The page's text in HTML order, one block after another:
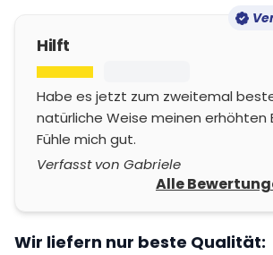
Hilft
Habe es jetzt zum zweitemal
natürliche Weise meinen erhöhten
Fühle mich gut.
Verfasst von Gabriele
Alle
Wir liefern nur beste Qualität: